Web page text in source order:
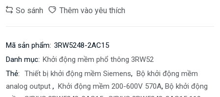
So sánh Thêm vào yêu thích
Mã sản phẩm: 3RW5248-2AC15
Danh mục: Khởi động mềm phổ thông 3RW52
Thẻ:
Thiết bị khởi động mềm Siemens, Bộ khởi động mềm
analog output , Khởi động mềm 200-600V 570A, Bộ khởi động